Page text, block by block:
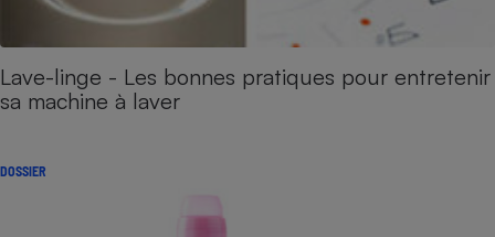
Lave-linge - Les bonnes pratiques pour entretenir
sa machine à laver
DOSSIER